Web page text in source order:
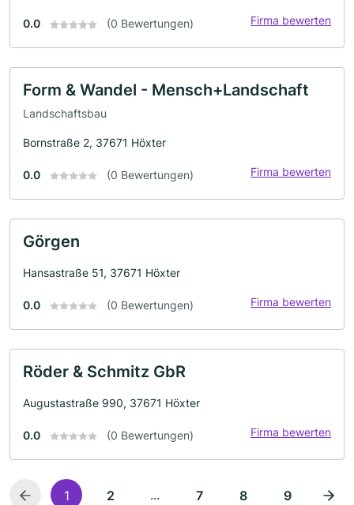
0.0 (0 Bewertungen) Firma bewerten
Form & Wandel - Mensch+Landschaft
Landschaftsbau
Bornstraße 2, 37671 Höxter
0.0 (0 Bewertungen) Firma bewerten
Görgen
Hansastraße 51, 37671 Höxter
0.0 (0 Bewertungen) Firma bewerten
Röder & Schmitz GbR
Augustastraße 990, 37671 Höxter
0.0 (0 Bewertungen) Firma bewerten
1 2 ... 7 8 9